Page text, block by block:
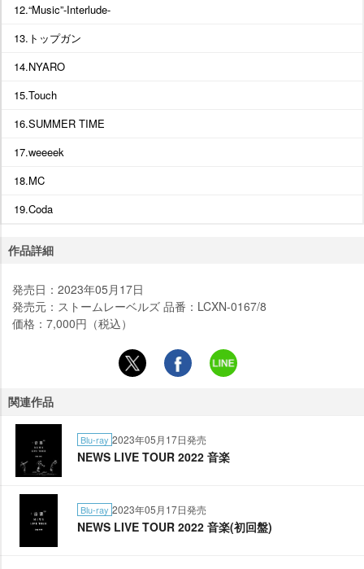
12.“Music”-Interlude-
13.トップガン
14.NYARO
15.Touch
16.SUMMER TIME
17.weeeek
18.MC
19.Coda
作品詳細
発売日：2023年05月17日
発売元：ストームレーベルズ 品番：LCXN-0167/8
価格：7,000円（税込）
関連作品
Blu-ray 2023年05月17日発売
NEWS LIVE TOUR 2022 音楽
Blu-ray 2023年05月17日発売
NEWS LIVE TOUR 2022 音楽(初回盤)